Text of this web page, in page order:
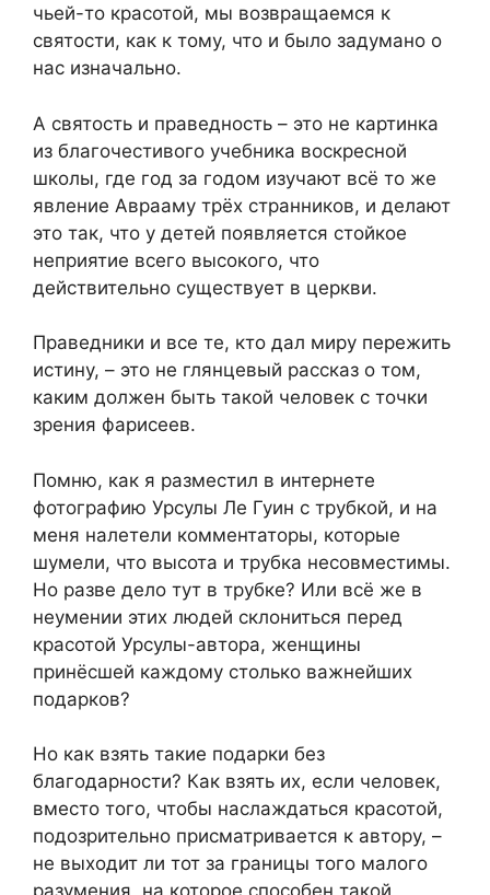
чьей-то красотой, мы возвращаемся к
святости, как к тому, что и было задумано о
нас изначально.
А святость и праведность – это не картинка
из благочестивого учебника воскресной
школы, где год за годом изучают всё то же
явление Аврааму трёх странников, и делают
это так, что у детей появляется стойкое
неприятие всего высокого, что
действительно существует в церкви.
Праведники и все те, кто дал миру пережить
истину, – это не глянцевый рассказ о том,
каким должен быть такой человек с точки
зрения фарисеев.
Помню, как я разместил в интернете
фотографию Урсулы Ле Гуин с трубкой, и на
меня налетели комментаторы, которые
шумели, что высота и трубка несовместимы.
Но разве дело тут в трубке? Или всё же в
неумении этих людей склониться перед
красотой Урсулы-автора, женщины
принёсшей каждому столько важнейших
подарков?
Но как взять такие подарки без
благодарности? Как взять их, если человек,
вместо того, чтобы наслаждаться красотой,
подозрительно присматривается к автору, –
не выходит ли тот за границы того малого